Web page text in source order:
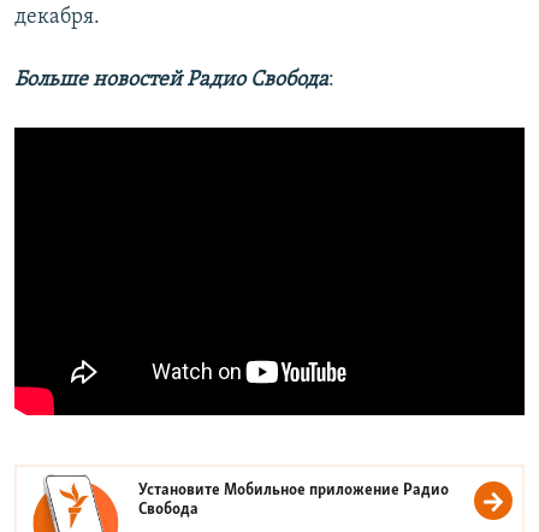
декабря.
Больше новостей Радио Свобода:
Установите Мобильное приложение Радио
Свобода